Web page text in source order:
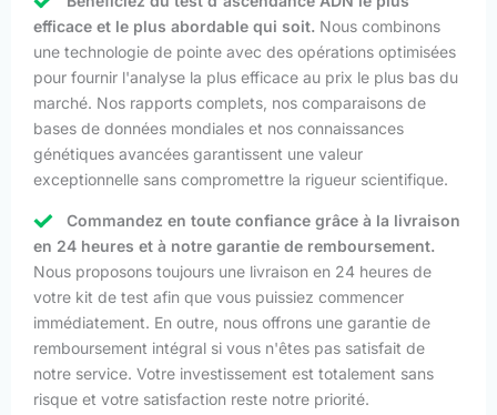
efficace et le plus abordable qui soit. Nous combinons
une technologie de pointe avec des opérations optimisées
pour fournir l'analyse la plus efficace au prix le plus bas du
marché. Nos rapports complets, nos comparaisons de
bases de données mondiales et nos connaissances
génétiques avancées garantissent une valeur
exceptionnelle sans compromettre la rigueur scientifique.
Commandez en toute confiance grâce à la livraison
en 24 heures et à notre garantie de remboursement.
Nous proposons toujours une livraison en 24 heures de
votre kit de test afin que vous puissiez commencer
immédiatement. En outre, nous offrons une garantie de
remboursement intégral si vous n'êtes pas satisfait de
notre service. Votre investissement est totalement sans
risque et votre satisfaction reste notre priorité.